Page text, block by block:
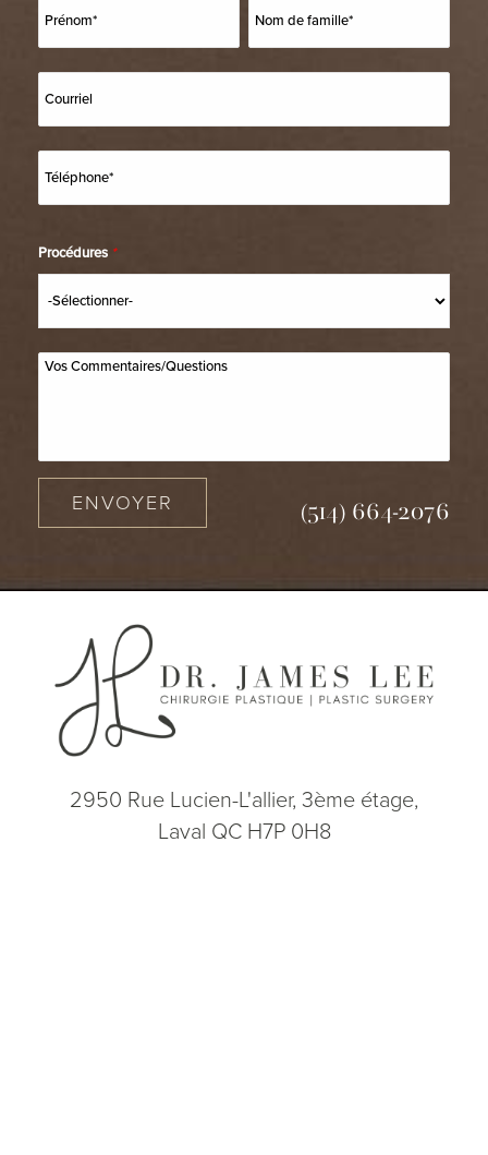
Procédures *
ENVOYER (514) 664-2076
2950 Rue Lucien-L'allier, 3ème étage,
Laval QC H7P 0H8